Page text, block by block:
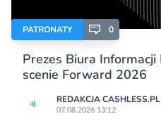
PATRONATY 0
Prezes Biura
scenie Forward 2026
REDAKCJA CASHLESS.PL
07.08.2026 13:12